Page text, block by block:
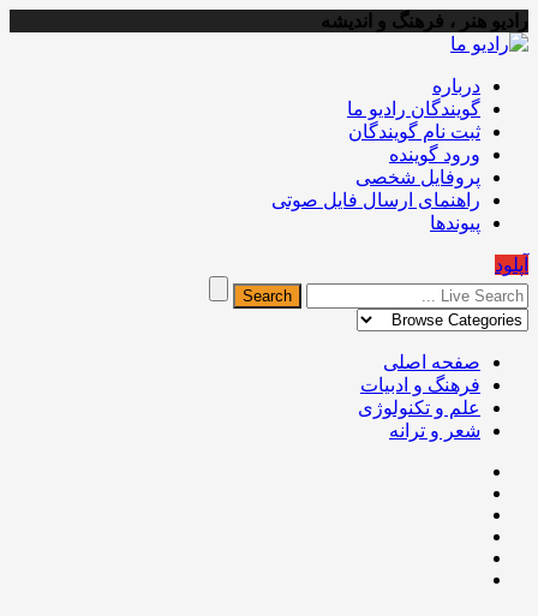
رادیو هنر ، فرهنگ و اندیشه
درباره
گویندگان رادیو ما
ثبت نام گویندگان
ورود گوینده
پروفایل شخصی
راهنمای ارسال فایل صوتی
پیوندها
آپلود
صفحه اصلی
فرهنگ و ادبیات
علم و تکنولوژی
شعر و ترانه